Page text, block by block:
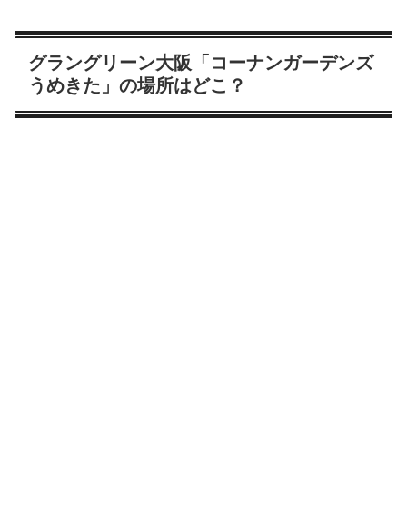
グラングリーン大阪「コーナンガーデンズ
うめきた」の場所はどこ？